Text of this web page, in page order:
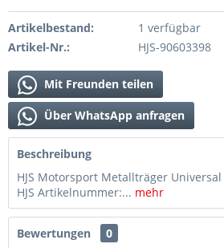
Artikelbestand:
1 verfügbar
Artikel-Nr.:
HJS-90603398
Mit Freunden teilen
Über WhatsApp anfragen
Beschreibung
HJS Motorsport Metallträger
HJS Artikelnummer:... mehr
Bewertungen
0